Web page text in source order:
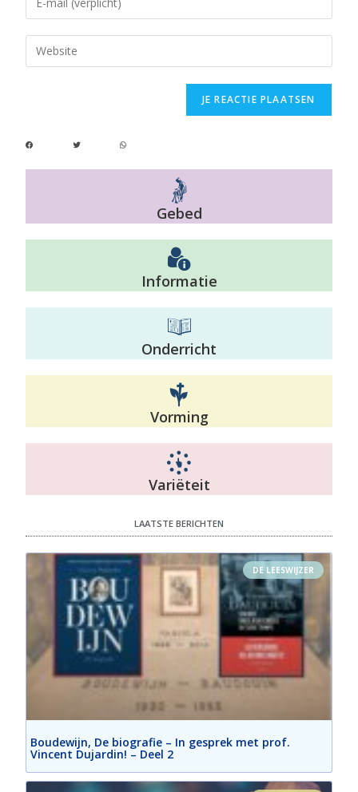
Geestelijke brief - Zalige Mgr. Ghika
Geestelijke brief - H. Maria Goretti
Geestelijke brief - Zalige Karl Leisner
Feb 5, 2024 • 37:57
Gebed
Informatie
Onderricht
Vorming
Variëteit
LAATSTE BERICHTEN
DE LEESWIJZER
Boudewijn, De biografie – In gesprek met prof.
Vincent Dujardin! – Deel 2